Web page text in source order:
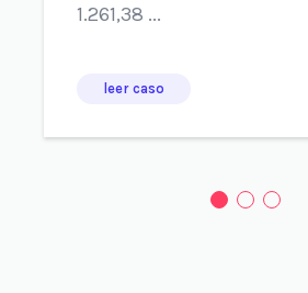
1.261,38 ...
leer caso